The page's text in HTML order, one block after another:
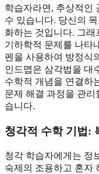
학습자라면, 추상적인
수 있습니다. 당신의
화하는 것입니다. 그
기하학적 문제를 나타
펜을 사용하여 방정식
인드맵은 삼각법을 대
수학적 개념을 연결하
문제 해결 과정을 관리
습니다.
청각적 수학 기법 :
청각 학습자에게는 정
숙제의 조용하고 혼자